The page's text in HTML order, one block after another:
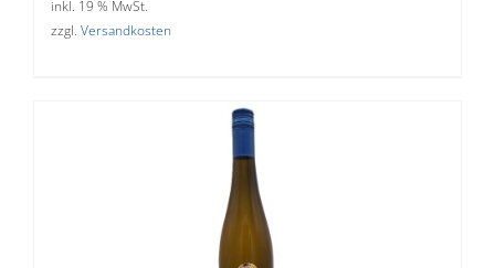
inkl. 19 % MwSt.
zzgl. Versandkosten